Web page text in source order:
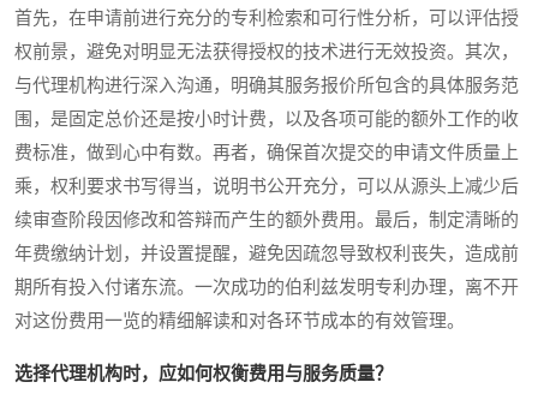
首先，在申请前进行充分的专利检索和可行性分析，可以评估授
权前景，避免对明显无法获得授权的技术进行无效投资。其次，
与代理机构进行深入沟通，明确其服务报价所包含的具体服务范
围，是固定总价还是按小时计费，以及各项可能的额外工作的收
费标准，做到心中有数。再者，确保首次提交的申请文件质量上
乘，权利要求书写得当，说明书公开充分，可以从源头上减少后
续审查阶段因修改和答辩而产生的额外费用。最后，制定清晰的
年费缴纳计划，并设置提醒，避免因疏忽导致权利丧失，造成前
期所有投入付诸东流。一次成功的伯利兹发明专利办理，离不开
对这份费用一览的精细解读和对各环节成本的有效管理。
选择代理机构时，应如何权衡费用与服务质量？